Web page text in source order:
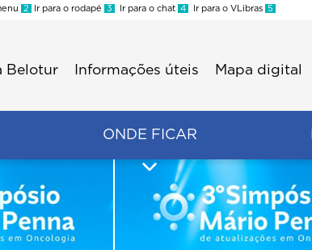
2 Ir para o rodapé 3 Ir para o chat 4 Ir para o VLibras 5
Belotur Informações úteis Mapa digital
ONDE FICAR